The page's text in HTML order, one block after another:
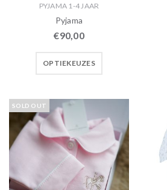
PYJAMA 1-4 JAAR
Pyjama
€90,00
OPTIEKEUZES
SOLD OUT